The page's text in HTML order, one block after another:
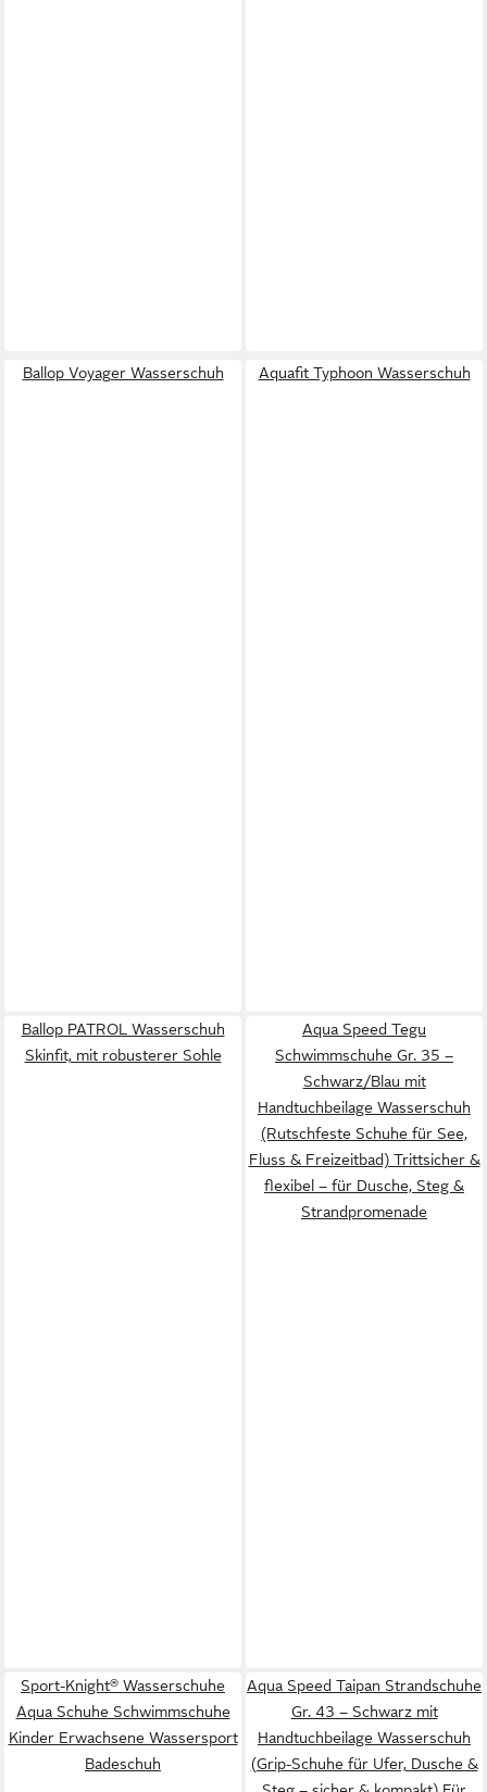
Ballop Voyager Wasserschuh Aquafit Typhoon Wasserschuh
Ballop PATROL Wasserschuh
Skinfit, mit robusterer Sohle
Aqua Speed Tegu
Schwimmschuhe Gr. 35 –
Schwarz/Blau mit
Handtuchbeilage Wasserschuh
(Rutschfeste Schuhe für See,
Fluss & Freizeitbad) Trittsicher &
flexibel – für Dusche, Steg &
Strandpromenade
Sport-Knight® Wasserschuhe
Aqua Schuhe Schwimmschuhe
Kinder Erwachsene Wassersport
Badeschuh
Aqua Speed Taipan Strandschuhe
Gr. 43 – Schwarz mit
Handtuchbeilage Wasserschuh
(Grip-Schuhe für Ufer, Dusche &